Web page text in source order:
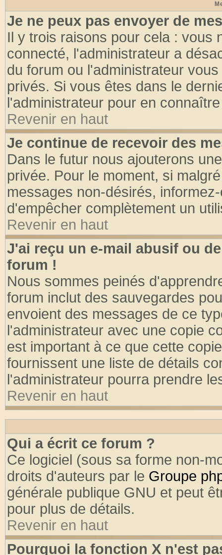
Je ne peux pas envoyer de
Il y trois raisons pour cela : vous
connecté, l'administrateur a
du forum ou l'administrateur
privés. Si vous êtes dans le
l'administrateur pour en
Revenir en haut
Je continue de recevoir des
Dans le futur nous ajouterons
privée. Pour le moment, si
messages non-désirés,
d'empêcher complètement un
Revenir en haut
J'ai reçu un e-mail abusif ou
forum !
Nous sommes peinés
forum inclut des sauvegardes
envoient des messages de ce
l'administrateur avec une copie
est important à ce que cette
fournissent une liste de détails
l'administrateur pourra prendre
Revenir en haut
Qui a écrit ce forum ?
Ce logiciel (sous sa forme non-
droits d'auteurs par le Groupe
générale publique GNU et peut
pour plus de détails.
Revenir en haut
Pourquoi la fonction X n'est